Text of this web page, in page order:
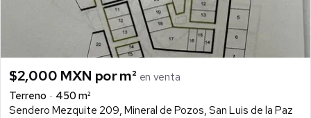
$2,000 MXN por m² en venta
Terreno
450 m²
Sendero Mezquite 209, Mineral de Pozos, San Luis de la Paz